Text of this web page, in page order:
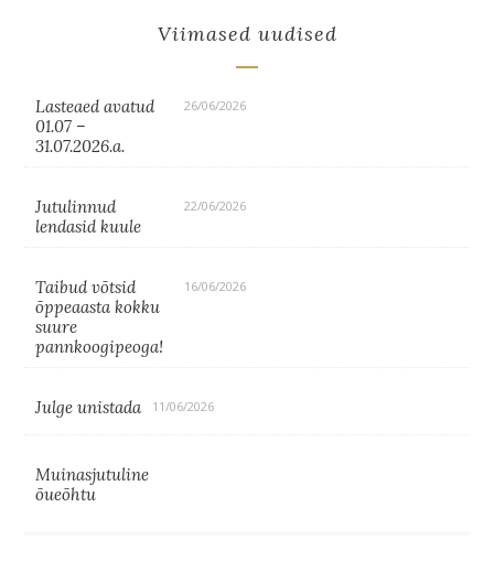
Viimased uudised
Lasteaed avatud
01.07 –
31.07.2026.a.
26/06/2026
Jutulinnud
lendasid kuule
22/06/2026
Taibud võtsid
õppeaasta kokku
suure
pannkoogipeoga!
16/06/2026
Julge unistada 11/06/2026
Muinasjutuline
õueõhtu